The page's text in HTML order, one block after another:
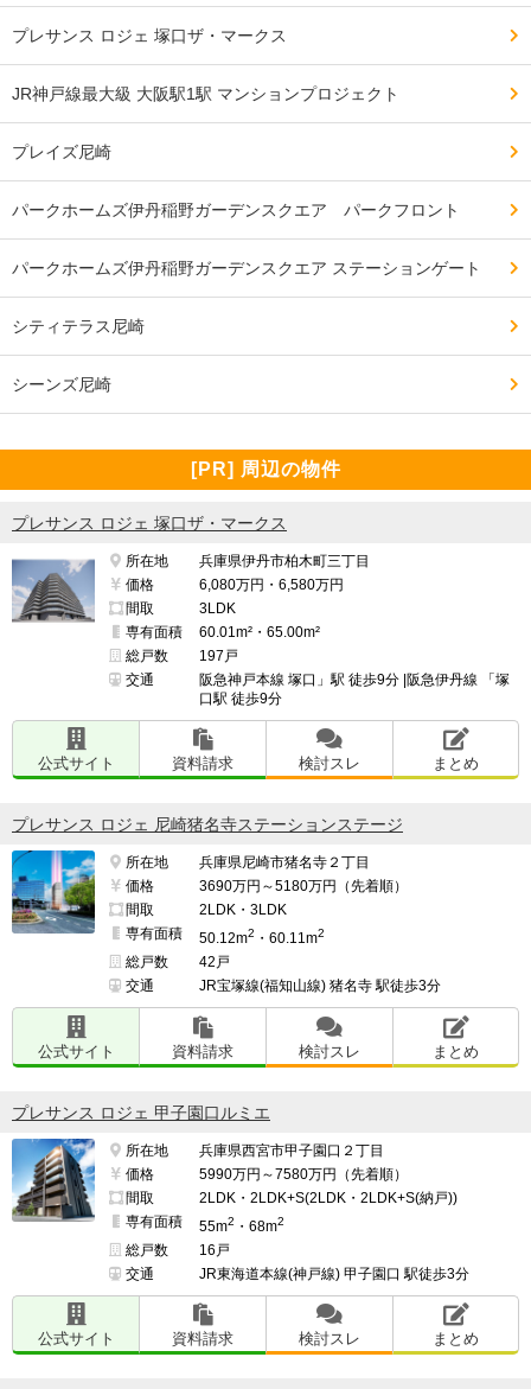
プレサンス ロジェ 塚口ザ・マークス
JR神戸線最大級 大阪駅1駅 マンションプロジェクト
プレイズ尼崎
パークホームズ伊丹稲野ガーデンスクエア パークフロント
パークホームズ伊丹稲野ガーデンスクエア ステーションゲート
シティテラス尼崎
シーンズ尼崎
[PR] 周辺の物件
プレサンス ロジェ 塚口ザ・マークス
所在地
兵庫県伊丹市柏木町三丁目
価格
6,080万円・6,580万円
間取
3LDK
専有面積
60.01m²・65.00m²
総戸数
197戸
交通
阪急神戸本線 塚口」駅 徒歩9分 |阪急伊丹線 「塚
口駅 徒歩9分
公式サイト 資料請求 検討スレ まとめ
プレサンス ロジェ 尼崎猪名寺ステーションステージ
所在地
兵庫県尼崎市猪名寺２丁目
価格
3690万円～5180万円（先着順）
間取
2LDK・3LDK
専有面積
50.12m2 ・60.11m2
総戸数
42戸
交通
JR宝塚線(福知山線) 猪名寺 駅徒歩3分
公式サイト 資料請求 検討スレ まとめ
プレサンス ロジェ 甲子園口ルミエ
所在地
兵庫県西宮市甲子園口２丁目
価格
5990万円～7580万円（先着順）
間取
2LDK・2LDK+S(2LDK・2LDK+S(納戸))
専有面積
55m2 ・68m2
総戸数
16戸
交通
JR東海道本線(神戸線) 甲子園口 駅徒歩3分
公式サイト 資料請求 検討スレ まとめ